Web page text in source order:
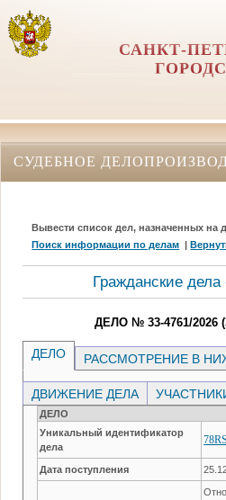
САНКТ-
СУДЕБНОЕ
Вывести список дел, назначенных на
Поиск информации по делам |
Гражданские
ДЕЛО № 33-4761/2026
ДЕЛО РАССМОТРЕНИЕ В
ДВИЖЕНИЕ ДЕЛА
ДЕЛО
Уникальный идентификатор
дела
Дата поступления